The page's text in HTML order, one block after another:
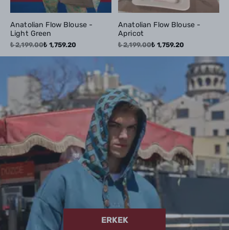
Anatolian Flow Blouse -
Light Green
₺ 2,199.00₺ 1,759.20
Anatolian Flow Blouse -
Apricot
₺ 2,199.00₺ 1,759.20
ERKEK